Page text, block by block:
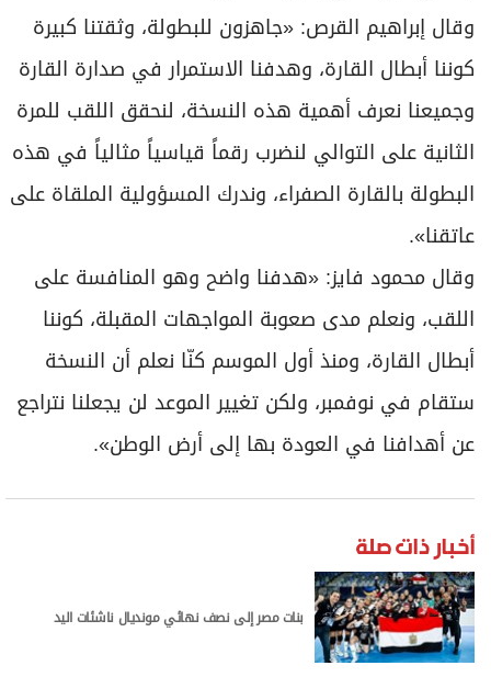
وقال إبراهيم القرص: «جاهزون للبطولة، وثقتنا كبيرة
كوننا أبطال القارة، وهدفنا الاستمرار في صدارة القارة
وجميعنا نعرف أهمية هذه النسخة، لنحقق اللقب للمرة
الثانية على التوالي لنضرب رقماً قياسياً مثالياً في هذه
البطولة بالقارة الصفراء، وندرك المسؤولية الملقاة على
عاتقنا».
وقال محمود فايز: «هدفنا واضح وهو المنافسة على
اللقب، ونعلم مدى صعوبة المواجهات المقبلة، كوننا
أبطال القارة، ومنذ أول الموسم كنّا نعلم أن النسخة
ستقام في نوفمبر، ولكن تغيير الموعد لن يجعلنا نتراجع
عن أهدافنا في العودة بها إلى أرض الوطن».
أخبار ذات صلة
بنات مصر إلى نصف نهائي مونديال ناشئات اليد